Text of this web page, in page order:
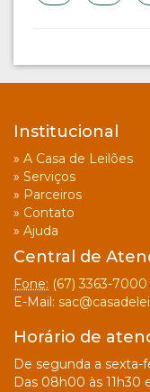
Institucional
» A Casa de Leilões
» Serviços
» Parceiros
» Contato
» Ajuda
Central de
Fone: (67) 3363-7000
E-Mail:
Horário de
De segunda a sexta-
Das 08h00 às 11h30